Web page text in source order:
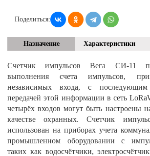
Поделиться:
Назначение Характеристики
Счетчик импульсов Вега СИ-11
выполнения счета импульсов,
независимых входа, с
передачей этой информации в сеть
четырёх входов могут быть настроены
качестве охранных. Счетчик
использован на приборах учета
промышленном оборудовании с
таких как водосчётчики,